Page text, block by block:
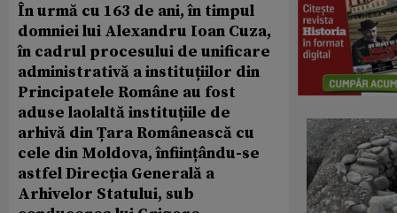
În urmă cu 163 de ani, în timpul
domniei lui Alexandru Ioan Cuza,
în cadrul procesului de unificare
administrativă a instituțiilor din
Principatele Române au fost
aduse laolaltă instituțiile de
arhivă din Țara Românească cu
cele din Moldova, înființându-se
astfel Direcția Generală a
Arhivelor Statului, sub